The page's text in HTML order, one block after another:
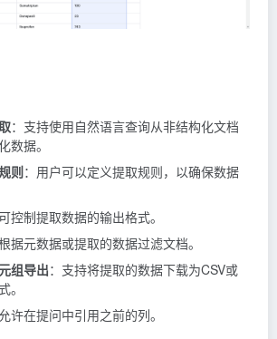
：支持使用自然语言查询从非结构化文档
数据。
则：用户可以定义提取规则，以确保数据
控制提取数据的输出格式。
据元数据或提取的数据过滤文档。
组导出：支持将提取的数据下载为CSV或
。
许在提问中引用之前的列。